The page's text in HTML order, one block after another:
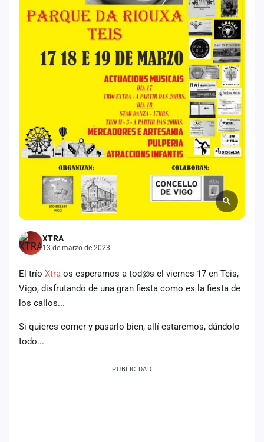
XTRA
13 de marzo de 2023
El trío Xtra os esperamos a tod@s el viernes 17 en Teis,
Vigo, disfrutando de una gran fiesta como es la fiesta de
los callos...
Si quieres comer y pasarlo bien, allí estaremos, dándolo
todo...
PUBLICIDAD
Mapa
Componentes
Rankings
Anuncios
Iniciar
sesión
cuenta
Administración
Contacto